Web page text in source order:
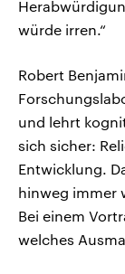
würde irren.“
Robert
und lehrt
sich sicher:
Entwicklung.
hinweg immer
Bei einem
welches